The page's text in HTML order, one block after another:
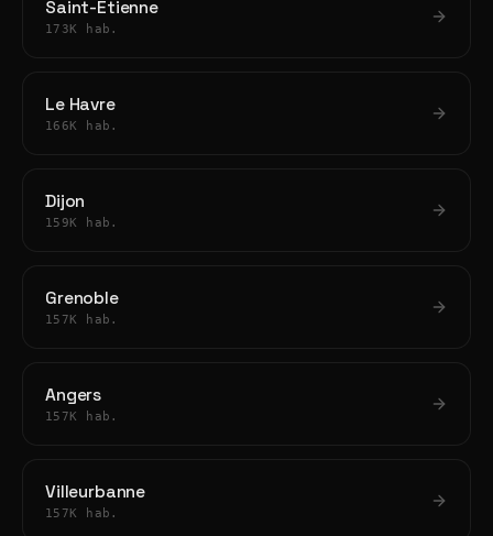
Saint-Étienne
173K hab.
Le Havre
166K hab.
Dijon
159K hab.
Grenoble
157K hab.
Angers
157K hab.
Villeurbanne
157K hab.